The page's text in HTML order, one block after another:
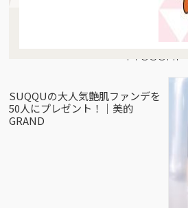
Present
SUQQUの大人気艶肌ファンデを
50人にプレゼント！｜美的
GRAND